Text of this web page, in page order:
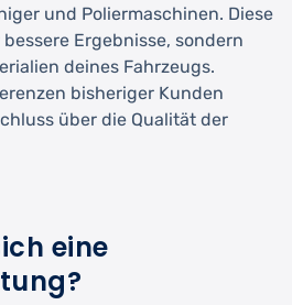
und Poliermaschinen. Diese
Ergebnisse, sondern
deines Fahrzeugs.
bisheriger Kunden
über die Qualität der
eine